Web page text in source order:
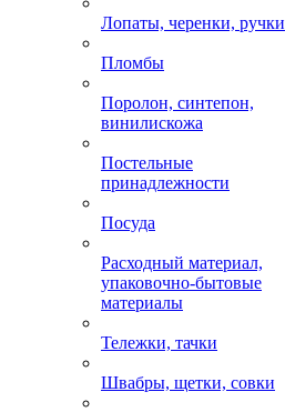
Лопаты, черенки, ручки
Пломбы
Поролон, синтепон,
винилискожа
Постельные
принадлежности
Посуда
Расходный материал,
упаковочно-бытовые
материалы
Тележки, тачки
Швабры, щетки, совки